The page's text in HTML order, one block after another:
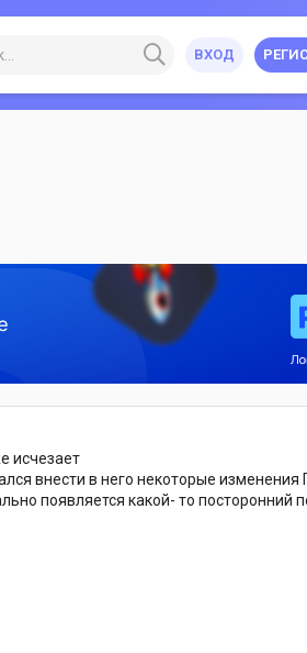
ВХОД
исчезает
внести в него некоторые изменения
появляется какой- то посторонний